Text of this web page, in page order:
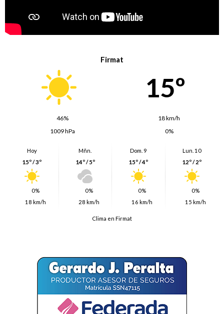
Firmat
15º
46%
18 km/h
1009 hPa
0%
Hoy
15º / 3º
0%
18 km/h
Mñn.
14º / 5º
0%
28 km/h
Dom. 9
15º / 4º
0%
16 km/h
Lun. 10
12º / 2º
0%
15 km/h
Clima en Firmat